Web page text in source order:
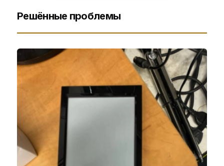
Решённые проблемы